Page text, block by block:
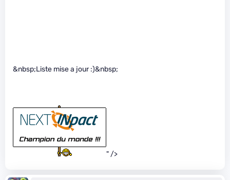
&nbsp;Liste mise a jour :)&nbsp;
" />